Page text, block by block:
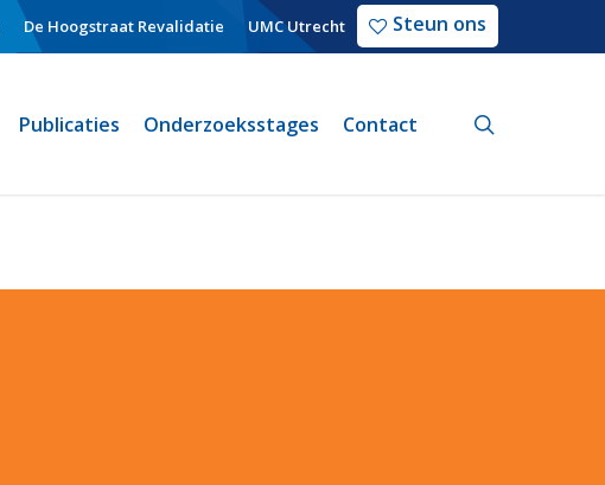
De Hoogstraat Revalidatie UMC Utrecht Steun ons
Publicaties Onderzoeksstages Contact